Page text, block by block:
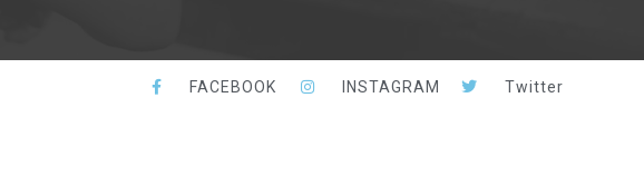
FACEBOOK INSTAGRAM Twitter